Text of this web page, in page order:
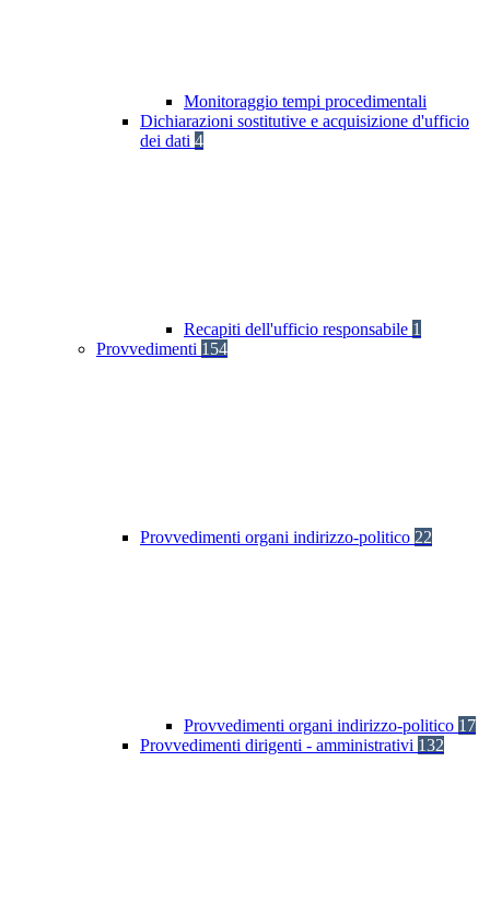
Monitoraggio tempi procedimentali
Dichiarazioni sostitutive e acquisizione d'ufficio
dei dati 4
Recapiti dell'ufficio responsabile 1
Provvedimenti 154
Provvedimenti organi indirizzo-politico 22
Provvedimenti organi indirizzo-politico 17
Provvedimenti dirigenti - amministrativi 132